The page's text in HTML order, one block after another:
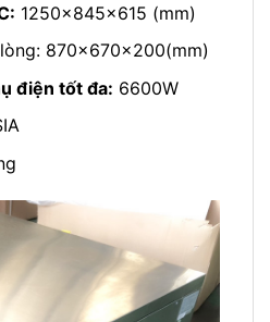
1250x845x615 (mm)
870x670x200(mm)
điện tốt đa: 6600W